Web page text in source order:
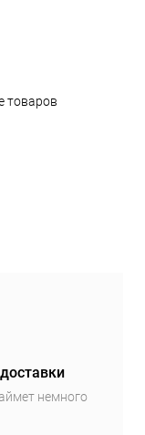
немного